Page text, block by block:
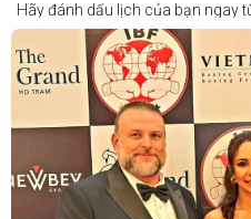
Hãy đánh dấu lịch của bạn ngay
Thông tin cập nhật sẽ sớm được